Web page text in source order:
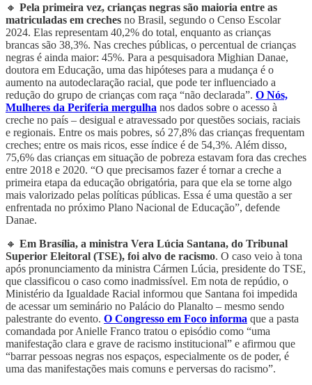
🔸 Pela primeira vez, crianças negras são maioria entre as
matriculadas em creches no Brasil, segundo o Censo Escolar
2024. Elas representam 40,2% do total, enquanto as crianças
brancas são 38,3%. Nas creches públicas, o percentual de crianças
negras é ainda maior: 45%. Para a pesquisadora Mighian Danae,
doutora em Educação, uma das hipóteses para a mudança é o
aumento na autodeclaração racial, que pode ter influenciado a
redução do grupo de crianças com raça “não declarada”. O Nós,
Mulheres da Periferia mergulha nos dados sobre o acesso à
creche no país – desigual e atravessado por questões sociais, raciais
e regionais. Entre os mais pobres, só 27,8% das crianças frequentam
creches; entre os mais ricos, esse índice é de 54,3%. Além disso,
75,6% das crianças em situação de pobreza estavam fora das creches
entre 2018 e 2020. “O que precisamos fazer é tornar a creche a
primeira etapa da educação obrigatória, para que ela se torne algo
mais valorizado pelas políticas públicas. Essa é uma questão a ser
enfrentada no próximo Plano Nacional de Educação”, defende
Danae.
🔸 Em Brasília, a ministra Vera Lúcia Santana, do Tribunal
Superior Eleitoral (TSE), foi alvo de racismo. O caso veio à tona
após pronunciamento da ministra Cármen Lúcia, presidente do TSE,
que classificou o caso como inadmissível. Em nota de repúdio, o
Ministério da Igualdade Racial informou que Santana foi impedida
de acessar um seminário no Palácio do Planalto – mesmo sendo
palestrante do evento. O Congresso em Foco informa que a pasta
comandada por Anielle Franco tratou o episódio como “uma
manifestação clara e grave de racismo institucional” e afirmou que
“barrar pessoas negras nos espaços, especialmente os de poder, é
uma das manifestações mais comuns e perversas do racismo”.